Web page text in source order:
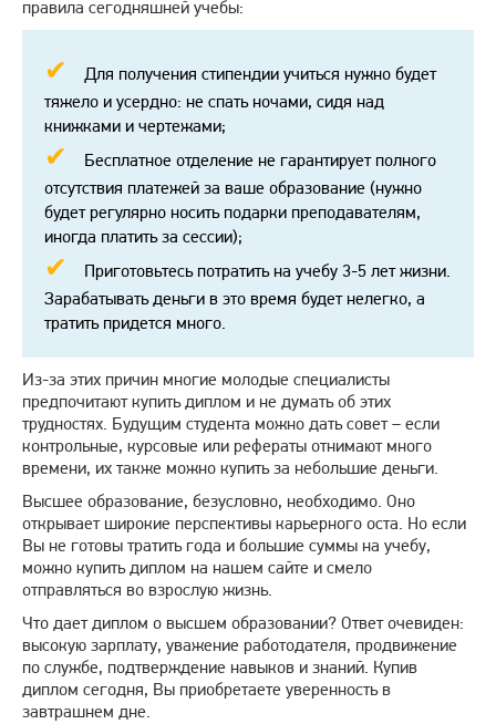
правила сегодняшней учебы:
Для получения стипендии учиться нужно будет
тяжело и усердно: не спать ночами, сидя над
книжками и чертежами;
Бесплатное отделение не гарантирует полного
отсутствия платежей за ваше образование (нужно
будет регулярно носить подарки преподавателям,
иногда платить за сессии);
Приготовьтесь потратить на учебу 3-5 лет жизни.
Зарабатывать деньги в это время будет нелегко, а
тратить придется много.
Из-за этих причин многие молодые специалисты
предпочитают купить диплом и не думать об этих
трудностях. Будущим студента можно дать совет – если
контрольные, курсовые или рефераты отнимают много
времени, их также можно купить за небольшие деньги.
Высшее образование, безусловно, необходимо. Оно
открывает широкие перспективы карьерного оста. Но если
Вы не готовы тратить года и большие суммы на учебу,
можно купить диплом на нашем сайте и смело
отправляться во взрослую жизнь.
Что дает диплом о высшем образовании? Ответ очевиден:
высокую зарплату, уважение работодателя, продвижение
по службе, подтверждение навыков и знаний. Купив
диплом сегодня, Вы приобретаете уверенность в
завтрашнем дне.